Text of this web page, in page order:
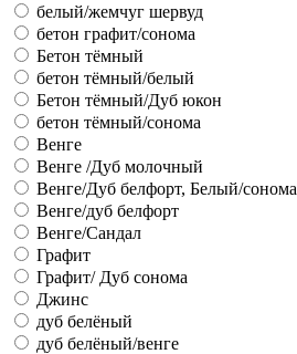
белый/жемчуг шервуд
бетон графит/сонома
Бетон тёмный
бетон тёмный/белый
Бетон тёмный/Дуб юкон
бетон тёмный/сонома
Венге
Венге /Дуб молочный
Венге/Дуб белфорт, Белый/сонома
Венге/дуб белфорт
Венге/Сандал
Графит
Графит/ Дуб сонома
Джинс
дуб белёный
дуб белёный/венге